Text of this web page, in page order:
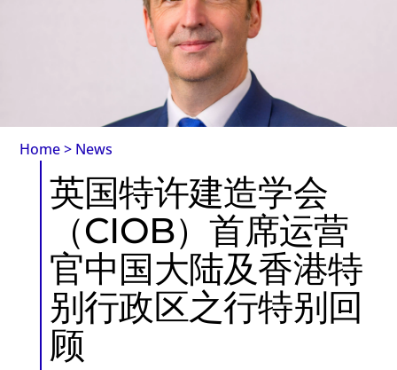
Home> News
英国特许建造学会
（CIOB）首席运营
官中国大陆及香港特
别行政区之行特别回
顾